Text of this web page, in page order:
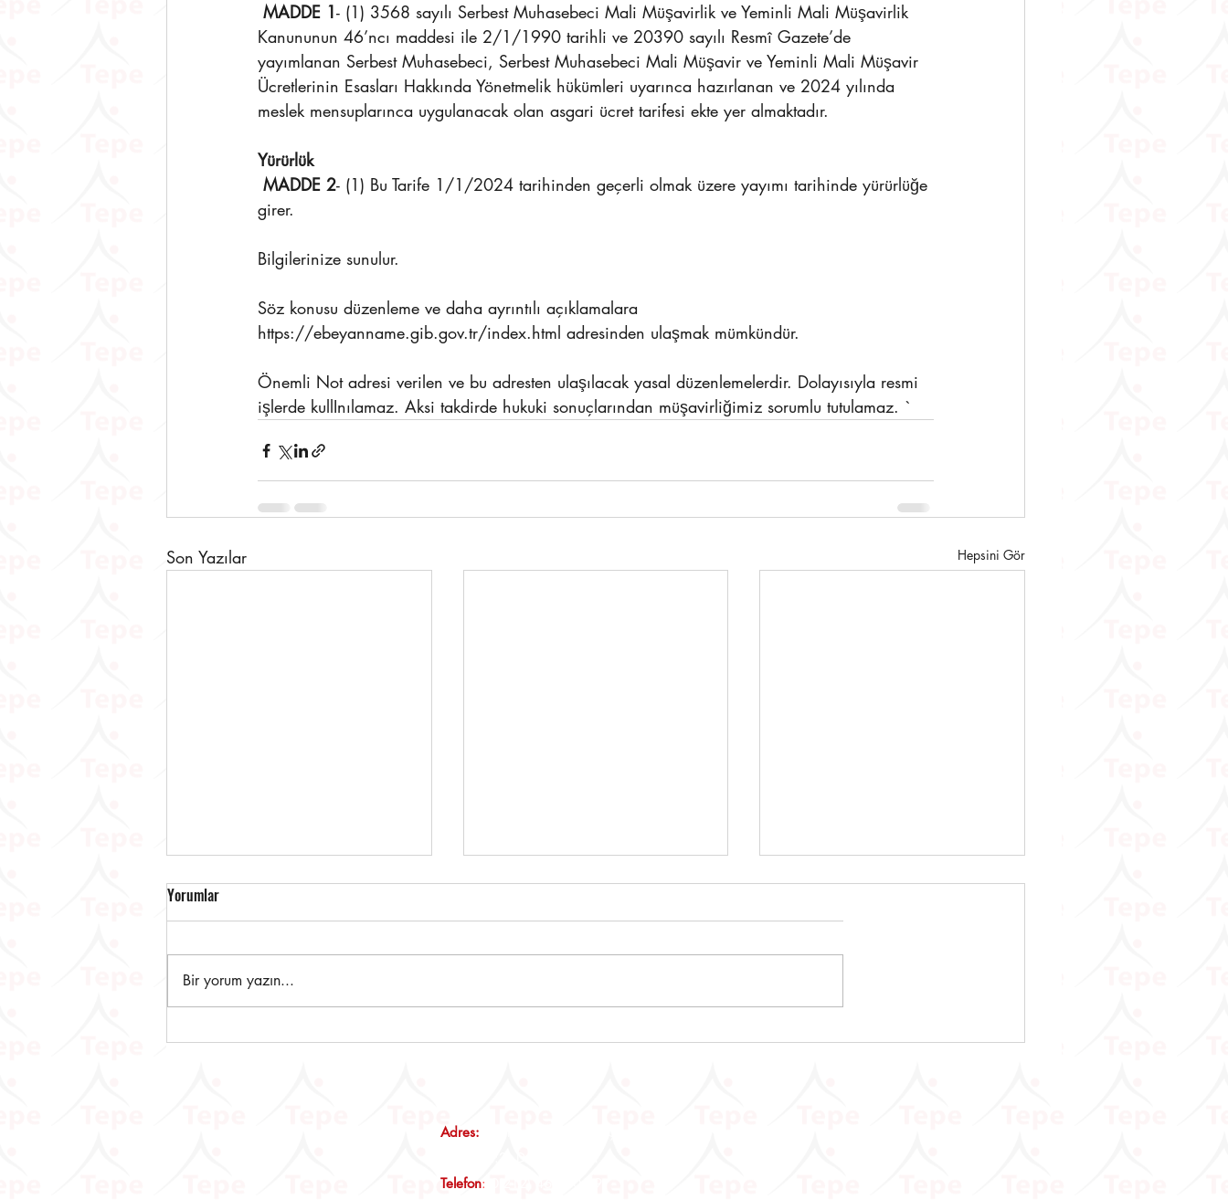
MADDE 1- (1) 3568 sayılı Serbest Muhasebeci Mali Müşavirlik ve Yeminli Mali Müşavirlik
Kanununun 46’ncı maddesi ile 2/1/1990 tarihli ve 20390 sayılı Resmî Gazete’de
yayımlanan Serbest Muhasebeci, Serbest Muhasebeci Mali Müşavir ve Yeminli Mali Müşavir
Ücretlerinin Esasları Hakkında Yönetmelik hükümleri uyarınca hazırlanan ve 2024 yılında
meslek mensuplarınca uygulanacak olan asgari ücret tarifesi ekte yer almaktadır.
Yürürlük
MADDE 2- (1) Bu Tarife 1/1/2024 tarihinden geçerli olmak üzere yayımı tarihinde yürürlüğe
girer.
Bilgilerinize sunulur.
Söz konusu düzenleme ve daha ayrıntılı açıklamalara
https://ebeyanname.gib.gov.tr/index.html adresinden ulaşmak mümkündür.
Önemli Not adresi verilen ve bu adresten ulaşılacak yasal düzenlemelerdir. Dolayısıyla resmi
işlerde kullInılamaz. Aksi takdirde hukuki sonuçlarından müşavirliğimiz sorumlu tutulamaz. `
Son Yazılar Hepsini Gör
ÖTV3A, ÖTV3C VE ÖTV4
Emlak Vergisi Kanunu Genel
Muhtasar ve Prim Hizmet
Yorumlar
Bir yorum yazın...
Adres:
Telefon: